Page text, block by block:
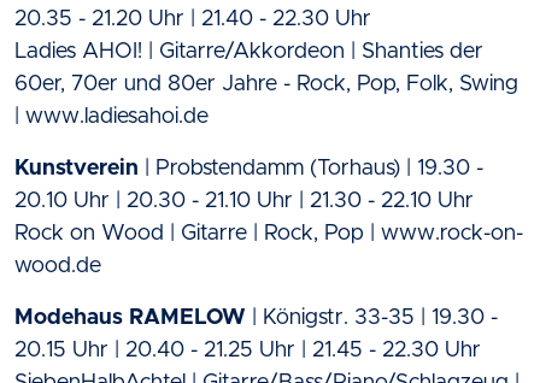
20.35 - 21.20 Uhr | 21.40 - 22.30 Uhr
Ladies AHOI! | Gitarre/Akkordeon | Shanties der
60er, 70er und 80er Jahre - Rock, Pop, Folk, Swing
| www.ladiesahoi.de
Kunstverein | Probstendamm (Torhaus) | 19.30 -
20.10 Uhr | 20.30 - 21.10 Uhr | 21.30 - 22.10 Uhr
Rock on Wood | Gitarre | Rock, Pop | www.rock-on-
wood.de
Modehaus RAMELOW | Königstr. 33-35 | 19.30 -
20.15 Uhr | 20.40 - 21.25 Uhr | 21.45 - 22.30 Uhr